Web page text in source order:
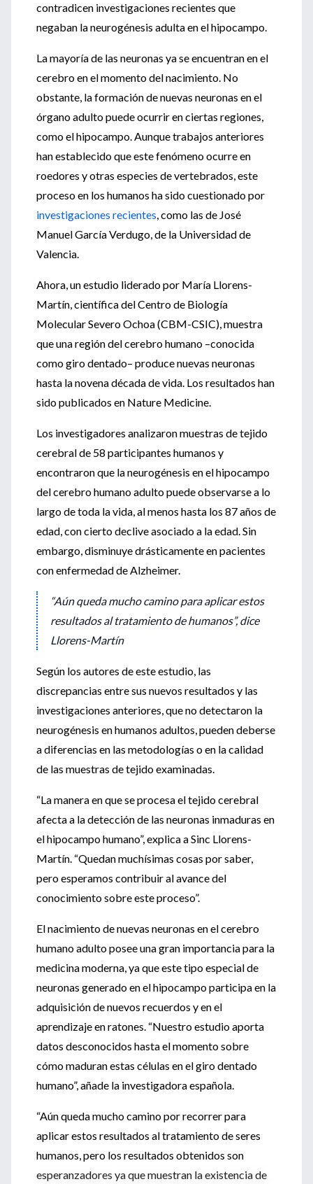
contradicen investigaciones recientes que
negaban la neurogénesis adulta en el hipocampo.
La mayoría de las neuronas ya se encuentran en el
cerebro en el momento del nacimiento. No
obstante, la formación de nuevas neuronas en el
órgano adulto puede ocurrir en ciertas regiones,
como el hipocampo. Aunque trabajos anteriores
han establecido que este fenómeno ocurre en
roedores y otras especies de vertebrados, este
proceso en los humanos ha sido cuestionado por
investigaciones recientes, como las de José
Manuel García Verdugo, de la Universidad de
Valencia.
Ahora, un estudio liderado por María Llorens-
Martín, científica del Centro de Biología
Molecular Severo Ochoa (CBM-CSIC), muestra
que una región del cerebro humano –conocida
como giro dentado– produce nuevas neuronas
hasta la novena década de vida. Los resultados han
sido publicados en Nature Medicine.
Los investigadores analizaron muestras de tejido
cerebral de 58 participantes humanos y
encontraron que la neurogénesis en el hipocampo
del cerebro humano adulto puede observarse a lo
largo de toda la vida, al menos hasta los 87 años de
edad, con cierto declive asociado a la edad. Sin
embargo, disminuye drásticamente en pacientes
con enfermedad de Alzheimer.
“Aún queda mucho camino para aplicar estos
resultados al tratamiento de humanos”, dice
Llorens-Martín
Según los autores de este estudio, las
discrepancias entre sus nuevos resultados y las
investigaciones anteriores, que no detectaron la
neurogénesis en humanos adultos, pueden deberse
a diferencias en las metodologías o en la calidad
de las muestras de tejido examinadas.
“La manera en que se procesa el tejido cerebral
afecta a la detección de las neuronas inmaduras en
el hipocampo humano”, explica a Sinc Llorens-
Martín. “Quedan muchísimas cosas por saber,
pero esperamos contribuir al avance del
conocimiento sobre este proceso”.
El nacimiento de nuevas neuronas en el cerebro
humano adulto posee una gran importancia para la
medicina moderna, ya que este tipo especial de
neuronas generado en el hipocampo participa en la
adquisición de nuevos recuerdos y en el
aprendizaje en ratones. “Nuestro estudio aporta
datos desconocidos hasta el momento sobre
cómo maduran estas células en el giro dentado
humano”, añade la investigadora española.
“Aún queda mucho camino por recorrer para
aplicar estos resultados al tratamiento de seres
humanos, pero los resultados obtenidos son
esperanzadores ya que muestran la existencia de